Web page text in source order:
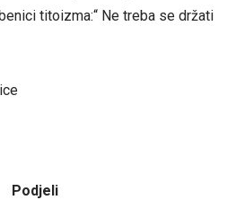
titoizma:“ Ne treba se držati
Podjeli